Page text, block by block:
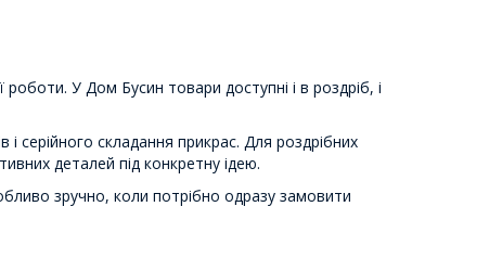
У Дом Бусин товари доступні і в роздріб, і
серійного складання прикрас. Для роздрібних
деталей під конкретну ідею.
зручно, коли потрібно одразу замовити